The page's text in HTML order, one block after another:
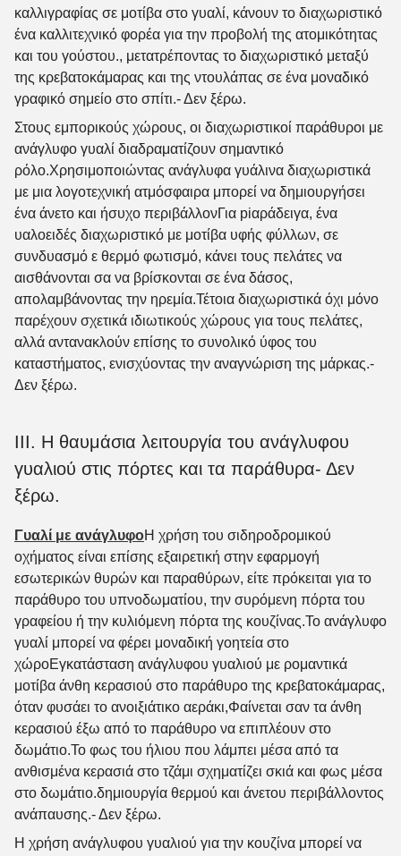
καλλιγραφίας σε μοτίβα στο γυαλί, κάνουν το διαχωριστικό
ένα καλλιτεχνικό φορέα για την προβολή της ατομικότητας
και του γούστου., μετατρέποντας το διαχωριστικό μεταξύ
της κρεβατοκάμαρας και της ντουλάπας σε ένα μοναδικό
γραφικό σημείο στο σπίτι.- Δεν ξέρω.
Στους εμπορικούς χώρους, οι διαχωριστικοί παράθυροι με
ανάγλυφο γυαλί διαδραματίζουν σημαντικό
ρόλο.Χρησιμοποιώντας ανάγλυφα γυάλινα διαχωριστικά
με μια λογοτεχνική ατμόσφαιρα μπορεί να δημιουργήσει
ένα άνετο και ήσυχο περιβάλλονΓια piαράδειγα, ένα
υαλοειδές διαχωριστικό με μοτίβα υφής φύλλων, σε
συνδυασμό ε θερμό φωτισμό, κάνει τους πελάτες να
αισθάνονται σα να βρίσκονται σε ένα δάσος,
απολαμβάνοντας την ηρεμία.Τέτοια διαχωριστικά όχι μόνο
παρέχουν σχετικά ιδιωτικούς χώρους για τους πελάτες,
αλλά αντανακλούν επίσης το συνολικό ύφος του
καταστήματος, ενισχύοντας την αναγνώριση της μάρκας.-
Δεν ξέρω.
ΙΙΙ. Η θαυμάσια λειτουργία του ανάγλυφου
γυαλιού στις πόρτες και τα παράθυρα- Δεν
ξέρω.
Γυαλί με ανάγλυφοΗ χρήση του σιδηροδρομικού
οχήματος είναι επίσης εξαιρετική στην εφαρμογή
εσωτερικών θυρών και παραθύρων, είτε πρόκειται για το
παράθυρο του υπνοδωματίου, την συρόμενη πόρτα του
γραφείου ή την κυλιόμενη πόρτα της κουζίνας.Το ανάγλυφο
γυαλί μπορεί να φέρει μοναδική γοητεία στο
χώροΕγκατάσταση ανάγλυφου γυαλιού με ρομαντικά
μοτίβα άνθη κερασιού στο παράθυρο της κρεβατοκάμαρας,
όταν φυσάει το ανοιξιάτικο αεράκι,Φαίνεται σαν τα άνθη
κερασιού έξω από το παράθυρο να επιπλέουν στο
δωμάτιο.Το φως του ήλιου που λάμπει μέσα από τα
ανθισμένα κερασιά στο τζάμι σχηματίζει σκιά και φως μέσα
στο δωμάτιο.δημιουργία θερμού και άνετου περιβάλλοντος
ανάπαυσης.- Δεν ξέρω.
Η χρήση ανάγλυφου γυαλιού για την κουζίνα μπορεί να